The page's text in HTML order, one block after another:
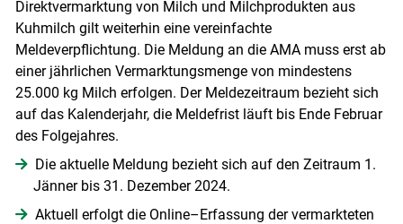
Skip to main content
Direktvermarktung von Milch und Milchprodukten aus
Kuhmilch gilt weiterhin eine vereinfachte
Meldeverpflichtung. Die Meldung an die AMA muss erst ab
einer jährlichen Vermarktungsmenge von mindestens
25.000 kg Milch erfolgen. Der Meldezeitraum bezieht sich
auf das Kalenderjahr, die Meldefrist läuft bis Ende Februar
des Folgejahres.
Die aktuelle Meldung bezieht sich auf den Zeitraum 1.
Jänner bis 31. Dezember 2024.
Aktuell erfolgt die Online–Erfassung der vermarkteten